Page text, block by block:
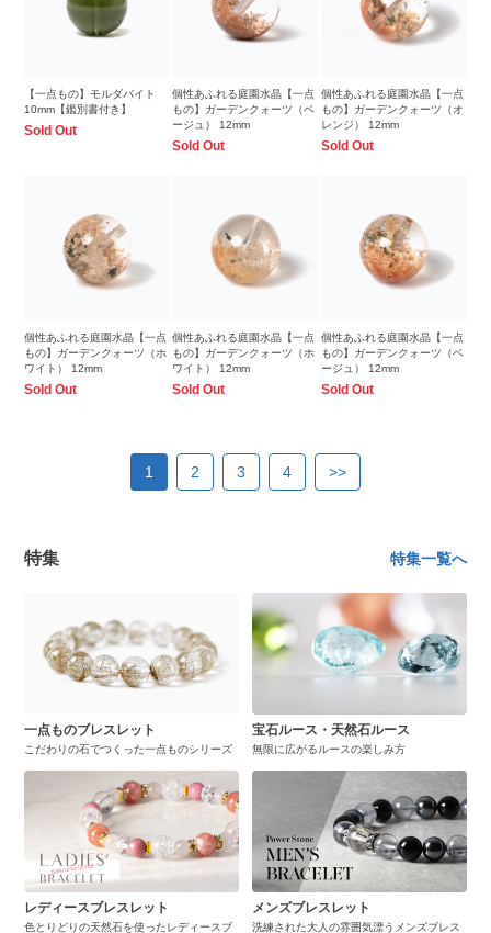
【一点もの】モルダバイト
10mm【鑑別書付き】
Sold Out
個性あふれる庭園水晶【一点
もの】ガーデンクォーツ（ベ
ージュ） 12mm
Sold Out
個性あふれる庭園水晶【一点
もの】ガーデンクォーツ（オ
レンジ） 12mm
Sold Out
個性あふれる庭園水晶【一点
もの】ガーデンクォーツ（ホ
ワイト） 12mm
Sold Out
個性あふれる庭園水晶【一点
もの】ガーデンクォーツ（ホ
ワイト） 12mm
Sold Out
個性あふれる庭園水晶【一点
もの】ガーデンクォーツ（ベ
ージュ） 12mm
Sold Out
1 2 3 4 >>
特集 特集一覧へ
一点ものブレスレット
こだわりの石でつくった一点ものシリーズ
宝石ルース・天然石ルース
無限に広がるルースの楽しみ方
レディースブレスレット
色とりどりの天然石を使ったレディースブ
メンズブレスレット
洗練された大人の雰囲気漂うメンズブレス